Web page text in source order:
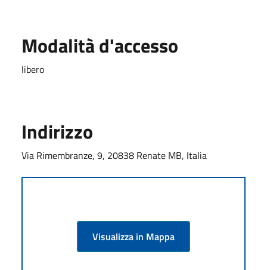
Modalità d'accesso
libero
Indirizzo
Via Rimembranze, 9, 20838 Renate MB, Italia
Visualizza in Mappa